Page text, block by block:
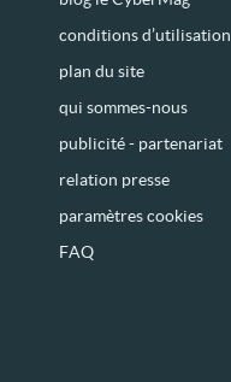
conditions d’utilisation
plan du site
qui sommes-nous
publicité - partenariat
relation presse
paramètres cookies
FAQ